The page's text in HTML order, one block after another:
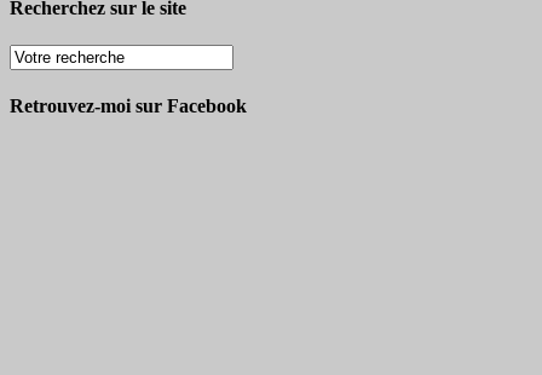
Recherchez sur le site
Retrouvez-moi sur Facebook